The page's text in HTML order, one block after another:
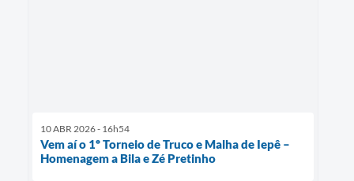
10 ABR 2026 - 16h54
Vem aí o 1º Torneio de Truco e Malha de Iepê –
Homenagem a Bila e Zé Pretinho